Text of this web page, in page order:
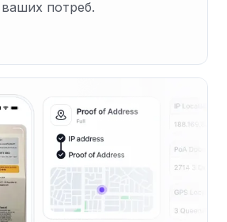
потреб.